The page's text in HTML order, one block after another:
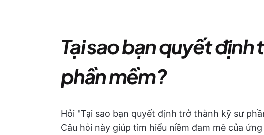
Tại sao bạn quyết định
phần mềm?
Hỏi "Tại sao bạn quyết định trở thành kỹ sư
Câu hỏi này giúp tìm hiểu niềm đam mê của